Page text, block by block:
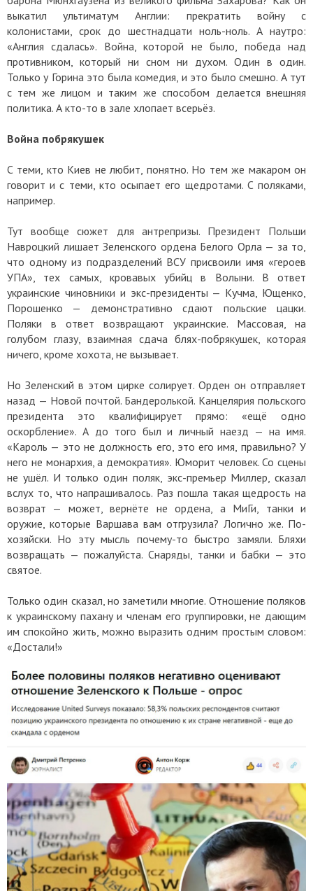
выкатил ультиматум Англии: прекратить войну с
колонистами, срок до шестнадцати ноль-ноль. А наутро:
«Англия сдалась». Война, которой не было, победа над
противником, который ни сном ни духом. Один в один.
Только у Горина это была комедия, и это было смешно. А тут
с тем же лицом и таким же способом делается внешняя
политика. А кто-то в зале хлопает всерьёз.
Война побрякушек
С теми, кто Киев не любит, понятно. Но тем же макаром он
говорит и с теми, кто осыпает его щедротами. С поляками,
например.
Тут вообще сюжет для антрепризы. Президент Польши
Навроцкий лишает Зеленского ордена Белого Орла — за то,
что одному из подразделений ВСУ присвоили имя «героев
УПА», тех самых, кровавых убийц в Волыни. В ответ
украинские чиновники и экс-президенты — Кучма, Ющенко,
Порошенко — демонстративно сдают польские цацки.
Поляки в ответ возвращают украинские. Массовая, на
голубом глазу, взаимная сдача блях-побрякушек, которая
ничего, кроме хохота, не вызывает.
Но Зеленский в этом цирке солирует. Орден он отправляет
назад — Новой почтой. Бандеролькой. Канцелярия польского
президента это квалифицирует прямо: «ещё одно
оскорбление». А до того был и личный наезд — на имя.
«Кароль — это не должность его, это его имя, правильно? У
него не монархия, а демократия». Юморит человек. Со сцены
не ушёл. И только один поляк, экс-премьер Миллер, сказал
вслух то, что напрашивалось. Раз пошла такая щедрость на
возврат — может, вернёте не ордена, а МиГи, танки и
оружие, которые Варшава вам отгрузила? Логично же. По-
хозяйски. Но эту мысль почему-то быстро замяли. Бляхи
возвращать — пожалуйста. Снаряды, танки и бабки — это
святое.
Только один сказал, но заметили многие. Отношение поляков
к украинскому пахану и членам его группировки, не дающим
им спокойно жить, можно выразить одним простым словом:
«Достали!»